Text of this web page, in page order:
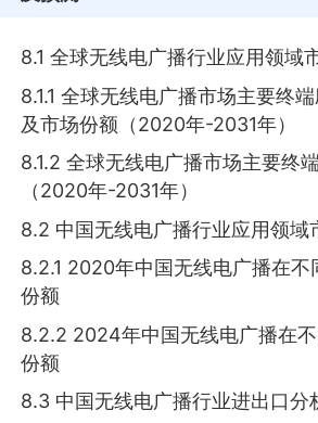
8.1 全球无线电广播行业应用领域
8.1.1 全球无线电广播市场主要终
及市场份额（2020年-2031年）
8.1.2 全球无线电广播市场主要终
（2020年-2031年）
8.2 中国无线电广播行业应用领域
8.2.1 2020年中国无线电广播在不
份额
8.2.2 2024年中国无线电广播在
份额
8.3 中国无线电广播行业进出口分